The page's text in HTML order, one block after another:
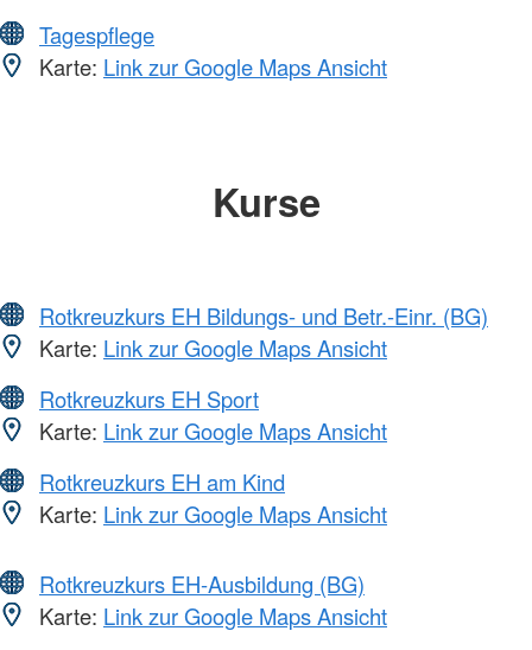
Tagespflege
Karte: Link zur Google Maps Ansicht
Kurse
Rotkreuzkurs EH Bildungs- und Betr.-Einr. (BG)
Karte: Link zur Google Maps Ansicht
Rotkreuzkurs EH Sport
Karte: Link zur Google Maps Ansicht
Rotkreuzkurs EH am Kind
Karte: Link zur Google Maps Ansicht
Rotkreuzkurs EH-Ausbildung (BG)
Karte: Link zur Google Maps Ansicht